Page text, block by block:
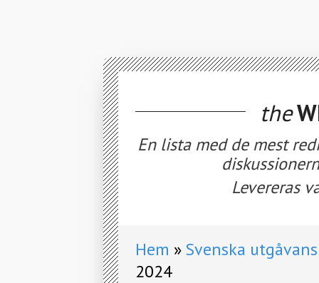
the
En lista med de mest
Levereras
Hem
Svenska
2024